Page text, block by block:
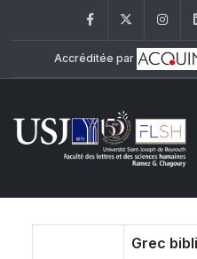
FacebookTwitter
Accréditée par
Grec